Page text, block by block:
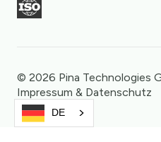
©️ 2026 Pina Technologies
Impressum & Datenschutz
DE